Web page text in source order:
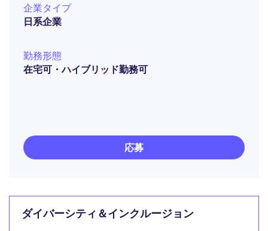
企業タイプ
日系企業
勤務形態
在宅可・ハイブリッド勤務可
応募
ダイバーシティ＆インクルージョン